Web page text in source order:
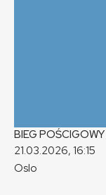
BIEG POŚCIGOWY
21.03.2026, 16:15
Oslo